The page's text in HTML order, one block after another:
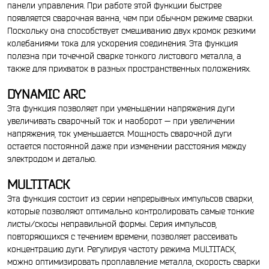
панели управления. При работе этой функции быстрее
появляется сварочная ванна, чем при обычном режиме сварки.
Поскольку она способствует смешиванию двух кромок резкими
колебаниями тока для ускорения соединения. Эта функция
полезна при точечной сварке тонкого листового металла, а
также для прихваток в разных пространственных положениях.
DYNAMIC ARC
Эта функция позволяет при уменьшении напряжения дуги
увеличивать сварочный ток и наоборот — при увеличении
напряжения, ток уменьшается. Мощность сварочной дуги
остается постоянной даже при изменении расстояния между
электродом и деталью.
MULTIТАСК
Эта функция состоит из серии непрерывных импульсов сварки,
которые позволяют оптимально контролировать самые тонкие
листы/скосы неправильной формы. Серия импульсов,
повторяющихся с течением времени, позволяет рассеивать
концентрацию дуги. Регулируя частоту режима MULTITАСК,
можно оптимизировать проплавление металла, скорость сварки